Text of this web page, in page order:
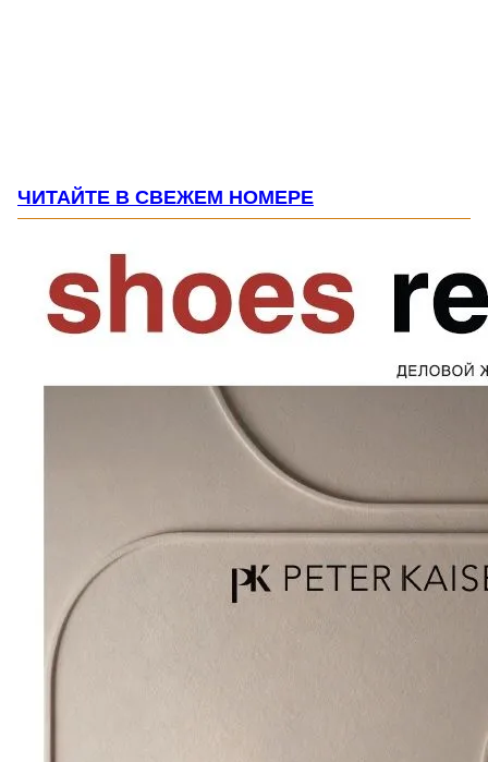
ЧИТАЙТЕ В СВЕЖЕМ НОМЕРЕ